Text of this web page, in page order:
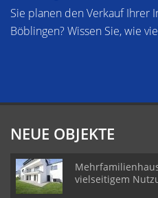
Sie planen den Verkauf Ihrer
Böblingen? Wissen Sie, wie
NEUE OBJEKTE
vielseitigem